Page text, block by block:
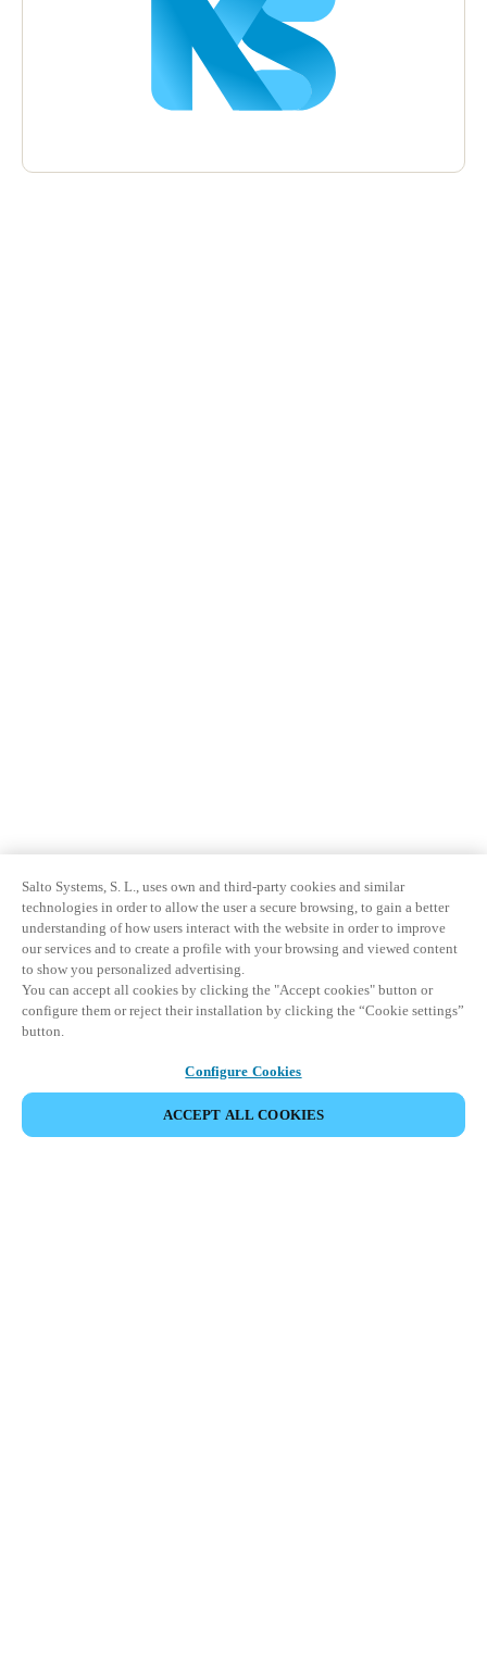
Salto Systems, S. L., uses own and third-party cookies and similar
technologies in order to allow the user a secure browsing, to gain a better
understanding of how users interact with the website in order to improve
our services and to create a profile with your browsing and viewed content
to show you personalized advertising.
You can accept all cookies by clicking the "Accept cookies" button or
configure them or reject their installation by clicking the “Cookie settings”
button.
Configure Cookies
ACCEPT ALL COOKIES